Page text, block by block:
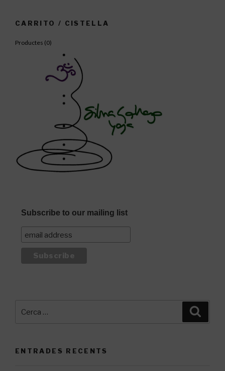
CARRITO / CISTELLA
Productes (0)
Subscribe to our mailing list
ENTRADES RECENTS